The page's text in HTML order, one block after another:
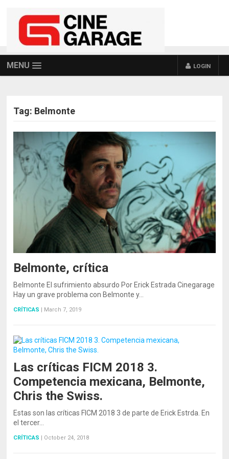
MENU LOGIN
Tag: Belmonte
Belmonte, crítica
Belmonte El sufrimiento absurdo Por Erick Estrada Cinegarage
Hay un grave problema con Belmonte y…
CRÍTICAS March 7, 2019
Las críticas FICM 2018 3.
Competencia mexicana, Belmonte,
Chris the Swiss.
Estas son las críticas FICM 2018 3 de parte de Erick Estrda. En
el tercer…
CRÍTICAS October 24, 2018